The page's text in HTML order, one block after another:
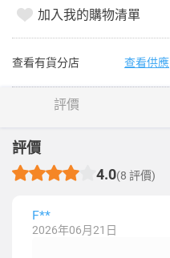
加入我的購物清單
查看有貨分店 查看供應
評價
評價
4.0(8 評價)
F**
2026年06月21日